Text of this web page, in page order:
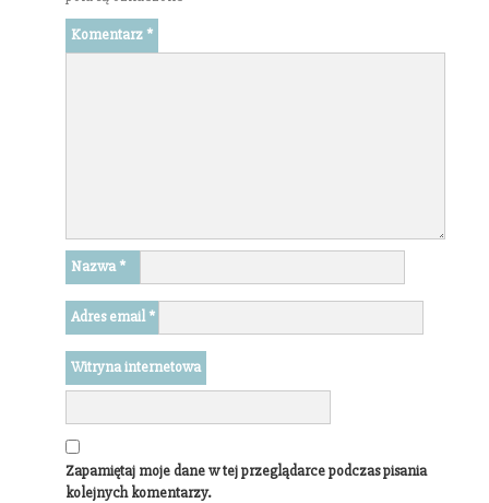
Komentarz *
Nazwa*
Adres email*
Witryna internetowa
Zapamiętaj moje dane w tej przeglądarce podczas pisania
kolejnych komentarzy.